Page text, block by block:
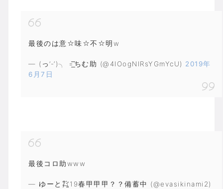
最後のは意☆味☆不☆明w
— (っ’-‘)╮ =͟͟͞͞ちむ助 (@4IOogNIRsYGmYcU) 2019年
6月7日
最後コロ助www
— ゆーと㌠19春甲甲甲？？備蓄中 (@evasikinami2)